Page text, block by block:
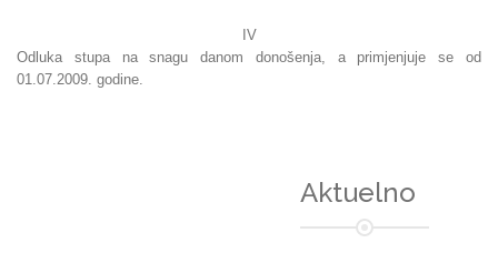
IV
Odluka stupa na snagu danom donošenja, a primjenjuje se od
01.07.2009. godine.
Aktuelno